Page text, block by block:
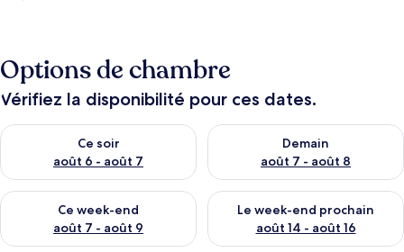
Options de chambre
Vérifiez la disponibilité pour ces dates.
Ce soir
août 6 - août 7
Vérifier la disponibilité pour ce soir août 6 - août 7
Demain
août 7 - août 8
Vérifier la disponibilité pour
Ce week-end
août 7 - août 9
Vérifier la disponibilité pour ce week-end août 7 - août 9
Le week-end prochain
août 14 - août 16
Vérifier la disponibilité pour